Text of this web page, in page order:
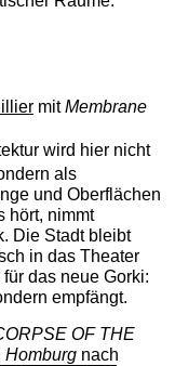
mit ­Membrane
wird hier nicht
als
und Oberflächen
hört, nimmt
Die Stadt bleibt
in das Theater
das neue Gorki:
empfängt.
OF THE
Homburgnach